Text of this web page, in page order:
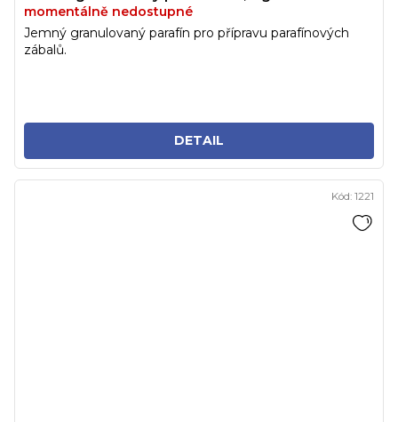
momentálně nedostupné
DETAIL
Jemný granulovaný parafín pro přípravu parafínových
zábalů.
Kód: 1221